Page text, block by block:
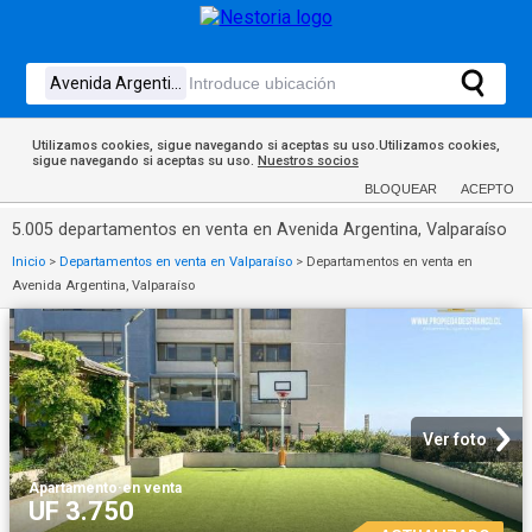
Utilizamos cookies, sigue navegando si aceptas su uso.Utilizamos cookies,
sigue navegando si aceptas su uso. Nuestros socios
BLOQUEAR ACEPTO
5.005 departamentos en venta en Avenida Argentina, Valparaíso
Inicio > Departamentos en venta en Valparaíso > Departamentos en venta en
Avenida Argentina, Valparaíso
Ver foto
Apartamento·en venta
UF 3.750